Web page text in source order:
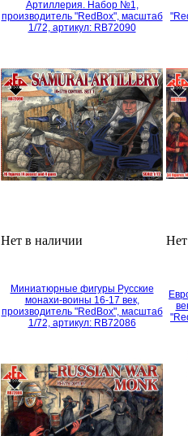
Артиллерия. Набор №1,
производитель "RedBox", масштаб
1/72, артикул: RB72090
Нет в наличии
Миниатюрные фигуры Русские
монахи-воины 16-17 век,
производитель "RedBox", масштаб
1/72, артикул: RB72086